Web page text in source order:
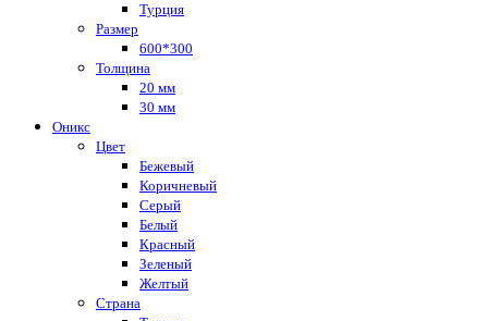
Турция
Размер
600*300
Толщина
20 мм
30 мм
Оникс
Цвет
Бежевый
Коричневый
Серый
Белый
Красный
Зеленый
Желтый
Страна